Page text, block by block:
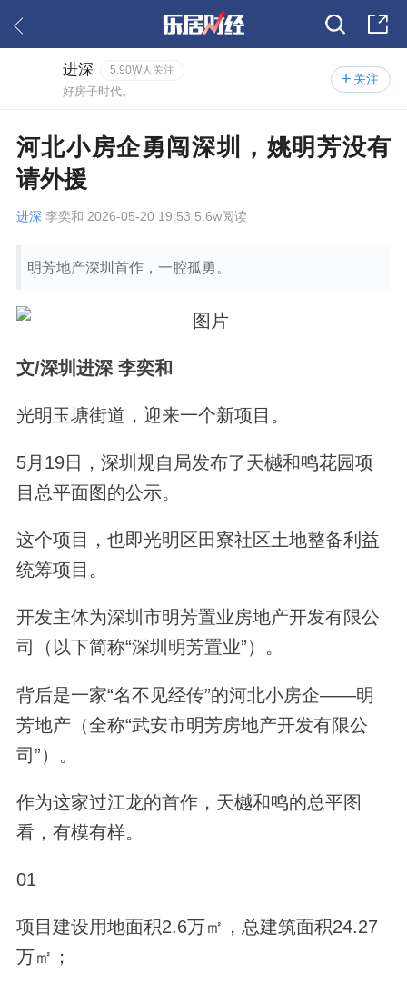
关注
进深 5.90W人关注
好房子时代。
河北小房企勇闯深圳，姚明芳没有
请外援
进深 李奕和 2026-05-20 19:53 5.6w阅读
明芳地产深圳首作，一腔孤勇。
文/深圳进深 李奕和
光明玉塘街道，迎来一个新项目。
5月19日，深圳规自局发布了天樾和鸣花园项
目总平面图的公示。
这个项目，也即光明区田寮社区土地整备利益
统筹项目。
开发主体为深圳市明芳置业房地产开发有限公
司（以下简称“深圳明芳置业”）。
背后是一家“名不见经传”的河北小房企——明
芳地产（全称“武安市明芳房地产开发有限公
司”）。
作为这家过江龙的首作，天樾和鸣的总平图
看，有模有样。
01
项目建设用地面积2.6万㎡，总建筑面积24.27
万㎡；